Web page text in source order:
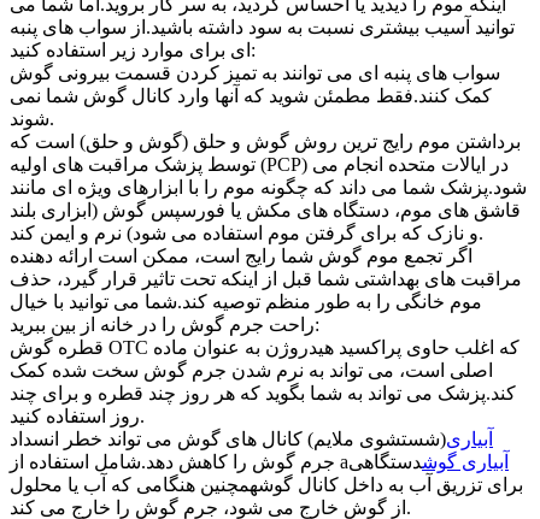
اینکه موم را دیدید یا احساس کردید، به سر کار بروید.اما شما می
توانید آسیب بیشتری نسبت به سود داشته باشید.از سواب های پنبه
ای برای موارد زیر استفاده کنید:
سواب های پنبه ای می توانند به تمیز کردن قسمت بیرونی گوش
کمک کنند.فقط مطمئن شوید که آنها وارد کانال گوش شما نمی
شوند.
برداشتن موم رایج ترین روش گوش و حلق (گوش و حلق) است که
توسط پزشک مراقبت های اولیه (PCP) در ایالات متحده انجام می
شود.پزشک شما می داند که چگونه موم را با ابزارهای ویژه ای مانند
قاشق های موم، دستگاه های مکش یا فورسپس گوش (ابزاری بلند
و نازک که برای گرفتن موم استفاده می شود) نرم و ایمن کند.
اگر تجمع موم گوش شما رایج است، ممکن است ارائه دهنده
مراقبت های بهداشتی شما قبل از اینکه تحت تاثیر قرار گیرد، حذف
موم خانگی را به طور منظم توصیه کند.شما می توانید با خیال
راحت جرم گوش را در خانه از بین ببرید:
قطره گوش OTC که اغلب حاوی پراکسید هیدروژن به عنوان ماده
اصلی است، می تواند به نرم شدن جرم گوش سخت شده کمک
کند.پزشک می تواند به شما بگوید که هر روز چند قطره و برای چند
روز استفاده کنید.
آبیاری(شستشوی ملایم) کانال های گوش می تواند خطر انسداد
جرم گوش را کاهش دهد.شامل استفاده از a
آبیاری گوشدستگاهی
برای تزریق آب به داخل کانال گوشهمچنین هنگامی که آب یا محلول
از گوش خارج می شود، جرم گوش را خارج می کند.